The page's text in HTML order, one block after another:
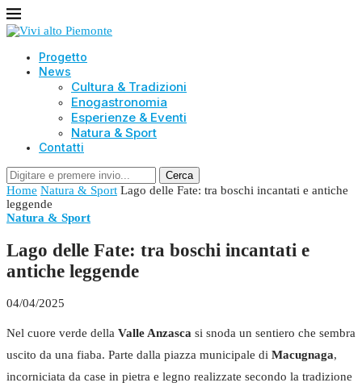
Progetto
News
Cultura & Tradizioni
Enogastronomia
Esperienze & Eventi
Natura & Sport
Contatti
Cerca
Home Natura & Sport Lago delle Fate: tra boschi incantati e antiche
leggende
Natura & Sport
Lago delle Fate: tra boschi incantati e
antiche leggende
04/04/2025
Nel cuore verde della Valle Anzasca si snoda un sentiero che sembra
uscito da una fiaba. Parte dalla piazza municipale di Macugnaga,
incorniciata da case in pietra e legno realizzate secondo la tradizione